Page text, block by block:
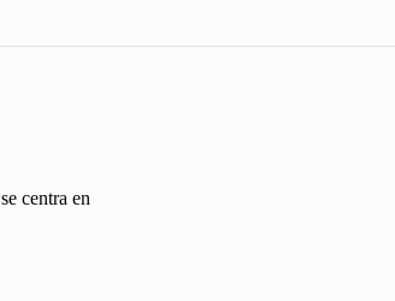
centra en